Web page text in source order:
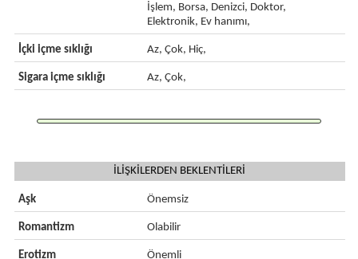
İşlem, Borsa, Denizci, Doktor,
Elektronik, Ev hanımı,
İçki içme sıklığı Az, Çok, Hiç,
Sigara içme sıklığı Az, Çok,
İLİŞKİLERDEN BEKLENTİLERİ
Aşk Önemsiz
Romantizm Olabilir
Erotizm Önemli